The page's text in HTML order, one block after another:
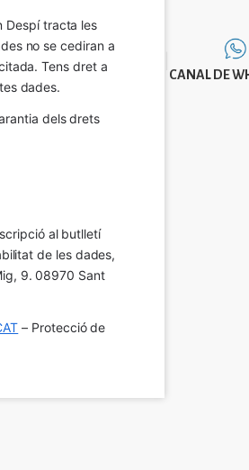
Despí tracta les
no se cediran a
Tens dret a
dades.
dels drets
al butlletí
de les dades,
9. 08970 Sant
– Protecció de
CANAL DE